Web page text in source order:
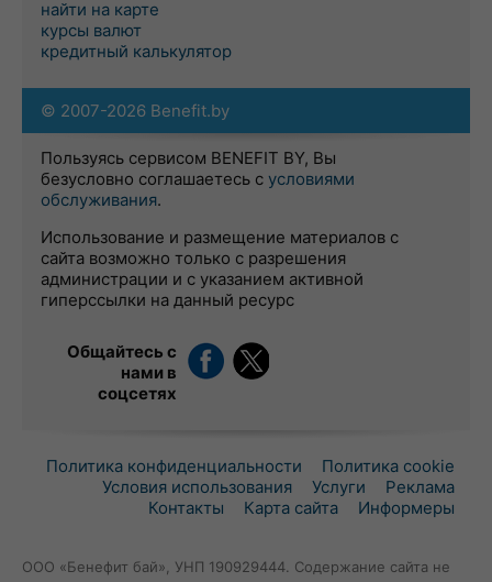
найти на карте
курсы валют
кредитный калькулятор
© 2007-2026 Benefit.by
Пользуясь сервисом BENEFIT BY, Вы
безусловно соглашаетесь с условиями
обслуживания.
Использование и размещение материалов с
сайта возможно только с разрешения
администрации и с указанием активной
гиперссылки на данный ресурс
Общайтесь с
нами в
соцсетях
Политика конфиденциальности
Политика cookie
Условия использования
Услуги
Реклама
Контакты
Карта сайта Информеры
ООО «Бенефит бай», УНП 190929444. Содержание сайта не